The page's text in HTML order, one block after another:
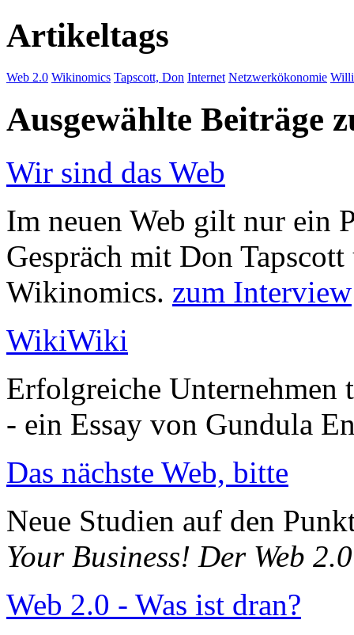
Artikeltags
Web 2.0 Wikinomics Tapscott, Don Internet Netzwerkökonomie
Ausgewählte Beiträge
Wir sind das Web
Im neuen Web gilt nur ein
Gespräch mit Don
Wikinomics. zum Interview
WikiWiki
Erfolgreiche Unternehmen
- ein Essay von Gundula
Das nächste Web, bitte
Neue Studien auf den
Your Business! Der Web
Web 2.0 - Was ist dran?